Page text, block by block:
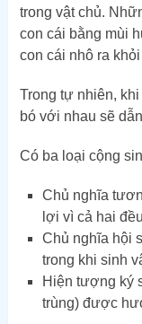
trong vật chủ.
con cái bằng mùi
con cái nhô ra
Trong tự nhiên,
bó với nhau sẽ
Có ba loại cộng
Chủ nghĩa
lợi vì cả hai
Chủ nghĩa hội
trong khi sinh
Hiện tượng ký
trùng) được